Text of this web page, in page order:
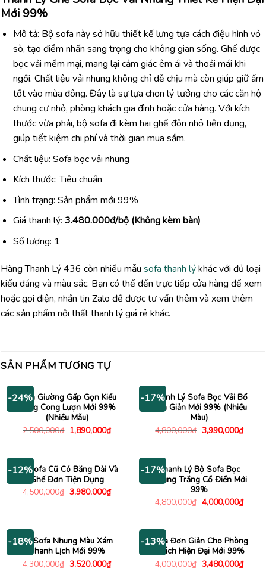
Mới 99%
Mô tả: Bộ sofa này sở hữu thiết kế lưng tựa cách điệu hình vỏ
sò, tạo điểm nhấn sang trọng cho không gian sống. Ghế được
bọc vải mềm mại, mang lại cảm giác êm ái và thoải mái khi
ngồi. Chất liệu vải nhung không chỉ dễ chịu mà còn giúp giữ ấm
tốt vào mùa đông. Đây là sự lựa chọn lý tưởng cho các căn hộ
chung cư nhỏ, phòng khách gia đình hoặc cửa hàng. Với kích
thước vừa phải, bộ sofa đi kèm hai ghế đôn nhỏ tiện dụng,
giúp tiết kiệm chi phí và thời gian mua sắm.
Chất liệu: Sofa bọc vải nhung
Kích thước: Tiêu chuẩn
Tình trạng: Sản phẩm mới 99%
Giá thanh lý: 3.480.000đ/bộ (Không kèm bàn)
Số lượng: 1
Hàng Thanh Lý 436 còn nhiều mẫu sofa thanh lýkhác với đủ loại
kiểu dáng và màu sắc. Bạn có thể đến trực tiếp cửa hàng để xem
hoặc gọi điện, nhắn tin Zalo để được tư vấn thêm và xem thêm
các sản phẩm nội thất thanh lý giá rẻ khác.
SẢN PHẨM TƯƠNG TỰ
-24%
Sofa Giường Gấp Gọn Kiểu
Dáng Cong Lượn Mới 99%
(Nhiều Mẫu)
2,500,000₫ Giá
gốc
1,890,000₫Giá
hiện
1,890,000₫.
-17%
Thanh Lý Sofa Bọc Vải Bố
Đơn Giản Mới 99% (Nhiều
Màu)
4,800,000₫ Giá
gốc
3,990,000₫Giá
hiện
-12%
Bộ Sofa Cũ Có Băng Dài Và
Ghế Đơn Tiện Dụng
4,500,000₫ Giá
gốc
3,980,000₫Giá
hiện
-17%Thanh Lý Bộ Sofa Bọc
Nhung Trắng Cổ Điển Mới
99%
4,800,000₫ Giá
gốc
4,000,000₫Giá
hiện
-18%Bộ Sofa Nhung Màu Xám
Thanh Lịch Mới 99%
4,300,000₫ Giá
gốc
3,520,000₫Giá
hiện
-13%
Sofa Đơn Giản Cho Phòng
Khách Hiện Đại Mới 99%
4,000,000₫ Giá
gốc
3,480,000₫Giá
hiện